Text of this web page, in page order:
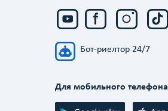
Бот-риелтор 24/7
Для мобильного телефона